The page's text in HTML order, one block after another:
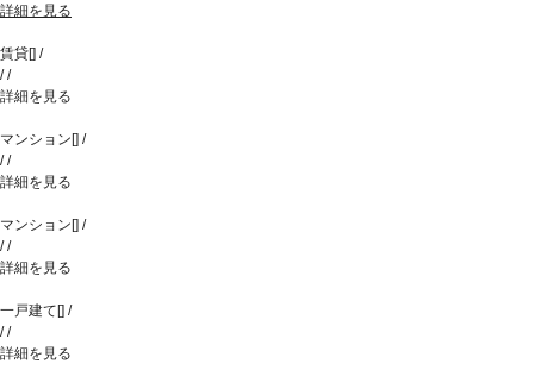
詳細を見る
賃貸[] /
//
詳細を見る
マンション [] /
//
詳細を見る
マンション [] /
//
詳細を見る
一戸建て [] /
//
詳細を見る